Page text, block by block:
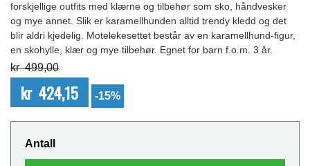
forskjellige outfits med klærne og tilbehør som sko, håndvesker
og mye annet. Slik er karamellhunden alltid trendy kledd og det
blir aldri kjedelig. Motelekesettet består av en karamellhund-figur,
en skohylle, klær og mye tilbehør. Egnet for barn f.o.m. 3 år.
kr 499,00
kr 424,15 -15%
Antall